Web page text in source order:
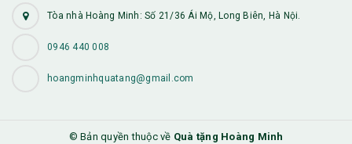
Tòa nhà Hoàng Minh: Số 21/36 Ái Mộ, Long Biên, Hà Nội.
0946 440 008
hoangminhquatang@gmail.com
© Bản quyền thuộc về Quà tặng Hoàng Minh